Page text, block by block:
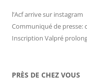
l’Acf arrive sur instagram
Communiqué de presse:
Inscription Valpré
PRÈS DE CHEZ VOUS